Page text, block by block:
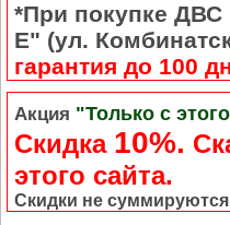
*При покупке ДВС
Е" (ул.
гарантия до 100
Акция "Только с
Скидка 10%.
этого сайта.
Скидки не